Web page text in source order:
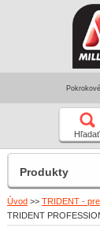
Hľadať
Úvod >> TRIDENT -
TRIDENT
Produkty